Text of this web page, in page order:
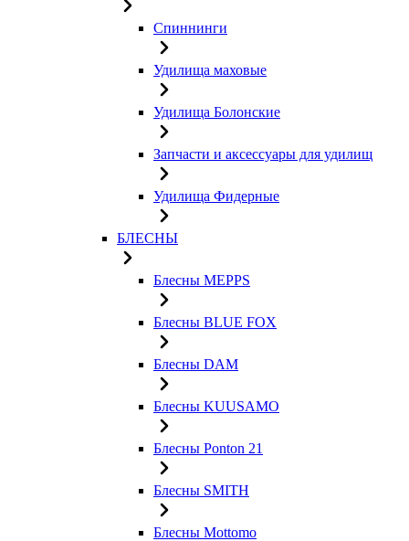
Спиннинги
Удилища маховые
Удилища Болонские
Запчасти и аксессуары для удилищ
Удилища Фидерные
БЛЕСНЫ
Блесны MEPPS
Блесны BLUE FOX
Блесны DAM
Блесны KUUSAMO
Блесны Ponton 21
Блесны SMITH
Блесны Mottomo